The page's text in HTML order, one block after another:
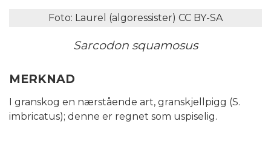
Foto: Laurel (algoressister) CC BY-SA
Sarcodon squamosus
MERKNAD
I granskog en nærstående art, granskjellpigg (S.
imbricatus); denne er regnet som uspiselig.